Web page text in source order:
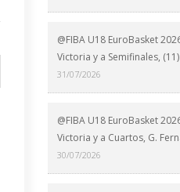
@FIBA U18 EuroBasket
Victoria y a Semifinales, (11)
31/07/2026
@FIBA U18 EuroBasket
Victoria y a Cuartos, G.
30/07/2026